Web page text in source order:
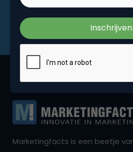
Marketingfacts is een beetje